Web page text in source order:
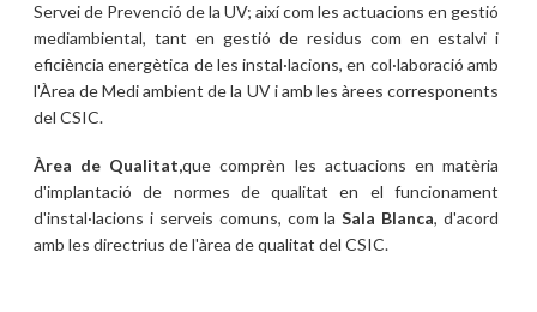
Servei de Prevenció de la UV; així com les actuacions en gestió
mediambiental, tant en gestió de residus com en estalvi i
eficiència energètica de les instal·lacions, en col·laboració amb
l'Àrea de Medi ambient de la UV i amb les àrees corresponents
del CSIC.
Àrea de Qualitat,que comprèn les actuacions en matèria
d'implantació de normes de qualitat en el funcionament
d'instal·lacions i serveis comuns, com laSala Blanca, d'acord
amb les directrius de l'àrea de qualitat del CSIC.